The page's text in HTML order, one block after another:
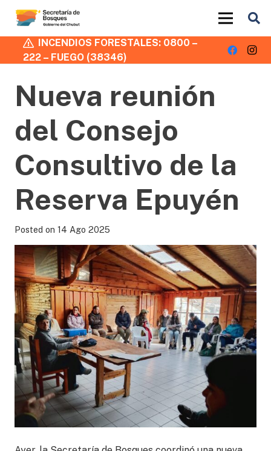
INCENDIOS FORESTALES: 0800 –
222 – FUEGO (38346)
Nueva reunión
del Consejo
Consultivo de la
Reserva Epuyén
Posted on 14 Ago 2025